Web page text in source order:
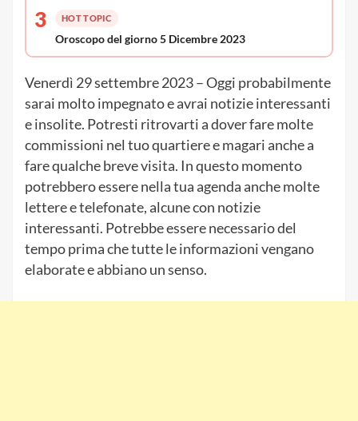
3 HOT TOPIC
Oroscopo del giorno 5 Dicembre 2023
Venerdì 29 settembre2023 – Oggi probabilmente
sarai molto impegnato e avrai notizie interessanti
e insolite. Potresti ritrovarti a dover fare molte
commissioni nel tuo quartiere e magari anche a
fare qualche breve visita. In questo momento
potrebbero essere nella tua agenda anche molte
lettere e telefonate, alcune con notizie
interessanti. Potrebbe essere necessario del
tempo prima che tutte le informazioni vengano
elaborate e abbiano un senso.